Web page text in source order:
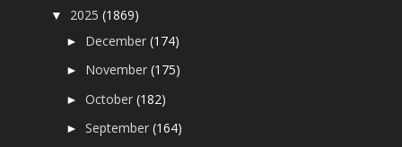
▼ 2025(1869)
► December(174)
► November(175)
►October(182)
►September(164)